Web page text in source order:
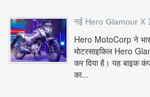
नई Hero Glamour X
Hero MotoCorp ने
मोटरसाइकिल Hero
कर दिया है। यह बाइक
का...